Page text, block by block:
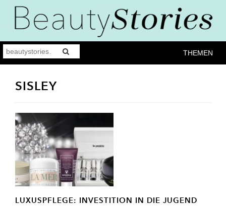
THEMEN
SISLEY
LUXUSPFLEGE: INVESTITION IN DIE JUGEND